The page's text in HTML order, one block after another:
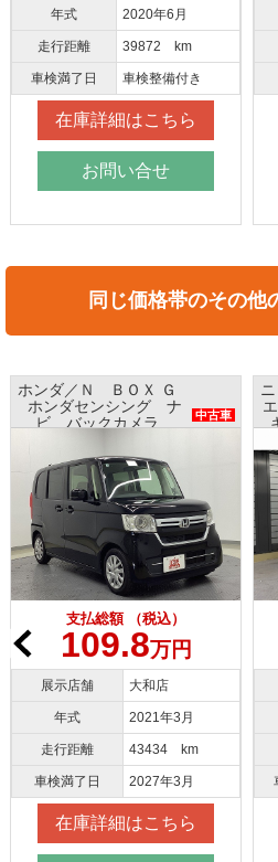
年式 2020年6月
走行距離 39872 km
車検満了日 車検整備付き
在庫詳細はこちら
お問い合せ
同じ価格帯のその他
ホンダ／Ｎ ＢＯＸ Ｇ
ホンダセンシング ナ
ビ バックカメラ
中古車
支払総額 （税込）
109.8万円
展示店舗 大和店
年式 2021年3月
走行距離 43434 km
車検満了日 2027年3月
在庫詳細はこちら